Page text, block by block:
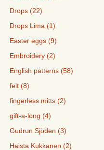
Drops (22)
Drops Lima (1)
Easter eggs (9)
Embroidery (2)
English patterns (58)
felt (8)
fingerless mitts (2)
gift-a-long (4)
Gudrun Sjöden (3)
Haista Kukkanen (2)